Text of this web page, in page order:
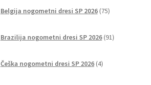
Belgija nogometni dresi SP 2026 75izdelkov
Brazilija nogometni dresi SP 2026 91izdelkov
Češka nogometni dresi SP 2026 4izdelki